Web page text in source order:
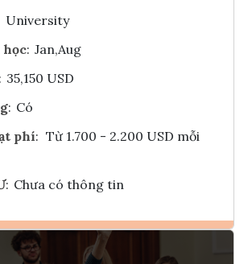
University
học: Jan,Aug
: 35,150 USD
: Có
phí: Từ 1.700 - 2.200 USD mỗi
: Chưa có thông tin
Ghi danh